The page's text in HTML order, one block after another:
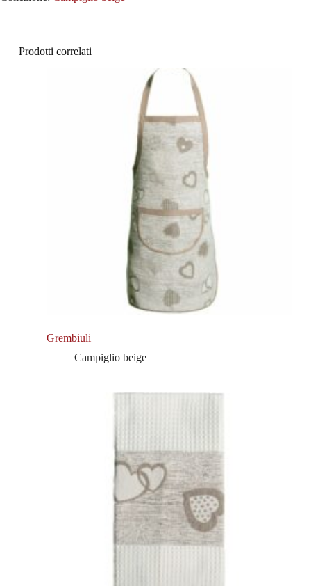
Prodotti correlati
Grembiuli
Campiglio beige